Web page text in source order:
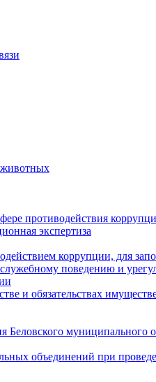
животных
противодействия
экспертиза
коррупции, для
поведению и
и обязательствах
Беловского муниципального
объединений при